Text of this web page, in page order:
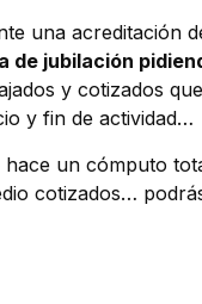
una acreditación
de jubilación
y cotizados
y fin de actividad…
un cómputo
cotizados…